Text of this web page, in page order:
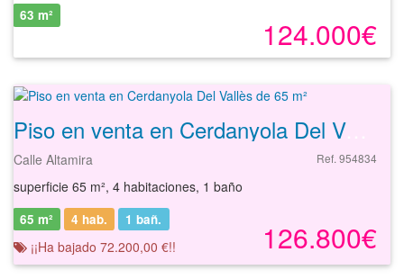
124.000€
63 m²
Piso en venta en Cerdanyola Del Vallès de 65 m²
Calle Altamira Ref. 954834
superficie 65 m², 4 habitaciones, 1 baño
126.800€
65 m² 4 hab. 1 bañ.
¡¡Ha bajado 72.200,00 €!!